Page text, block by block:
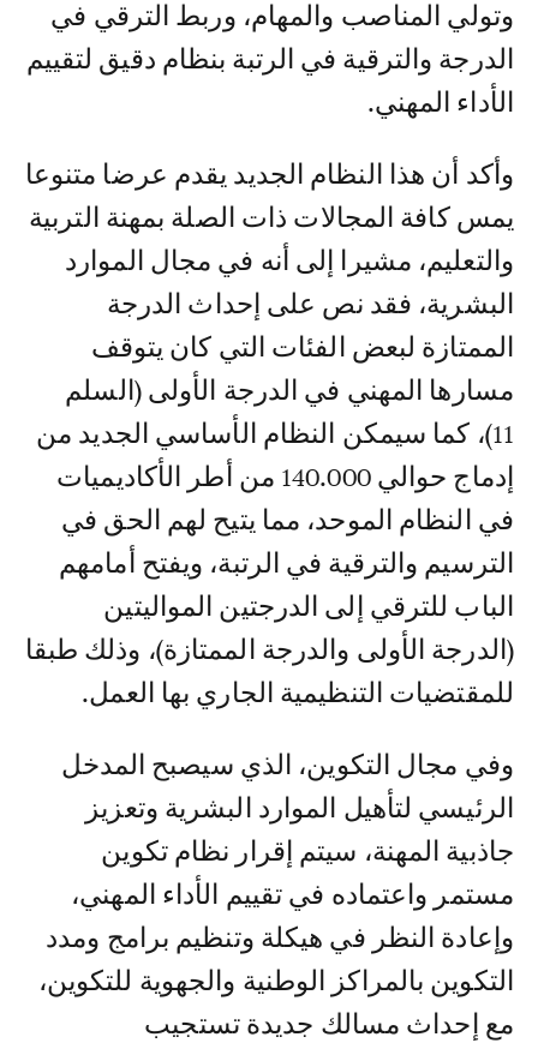
وتولي المناصب والمهام، وربط الترقي في
الدرجة والترقية في الرتبة بنظام دقيق لتقييم
الأداء المهني.
وأكد أن هذا النظام الجديد يقدم عرضا متنوعا
يمس كافة المجالات ذات الصلة بمهنة التربية
والتعليم، مشيرا إلى أنه في مجال الموارد
البشرية، فقد نص على إحداث الدرجة
الممتازة لبعض الفئات التي كان يتوقف
مسارها المهني في الدرجة الأولى (السلم
11)، كما سيمكن النظام الأساسي الجديد من
إدماج حوالي 140.000 من أطر الأكاديميات
في النظام الموحد، مما يتيح لهم الحق في
الترسيم والترقية في الرتبة، ويفتح أمامهم
الباب للترقي إلى الدرجتين المواليتين
(الدرجة الأولى والدرجة الممتازة)، وذلك طبقا
للمقتضيات التنظيمية الجاري بها العمل.
وفي مجال التكوين، الذي سيصبح المدخل
الرئيسي لتأهيل الموارد البشرية وتعزيز
جاذبية المهنة، سيتم إقرار نظام تكوين
مستمر واعتماده في تقييم الأداء المهني،
وإعادة النظر في هيكلة وتنظيم برامج ومدد
التكوين بالمراكز الوطنية والجهوية للتكوين،
مع إحداث مسالك جديدة تستجيب